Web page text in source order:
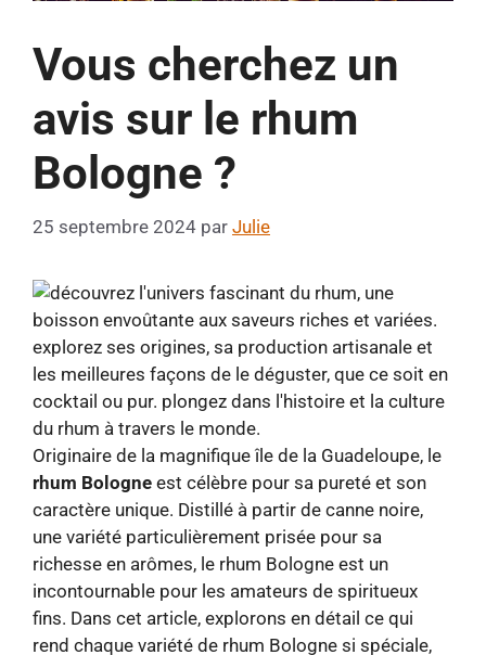
Vous cherchez un
avis sur le rhum
Bologne ?
25 septembre 2024 par Julie
Originaire de la magnifique île de la Guadeloupe, le
rhum Bologne est célèbre pour sa pureté et son
caractère unique. Distillé à partir de canne noire,
une variété particulièrement prisée pour sa
richesse en arômes, le rhum Bologne est un
incontournable pour les amateurs de spiritueux
fins. Dans cet article, explorons en détail ce qui
rend chaque variété de rhum Bologne si spéciale,